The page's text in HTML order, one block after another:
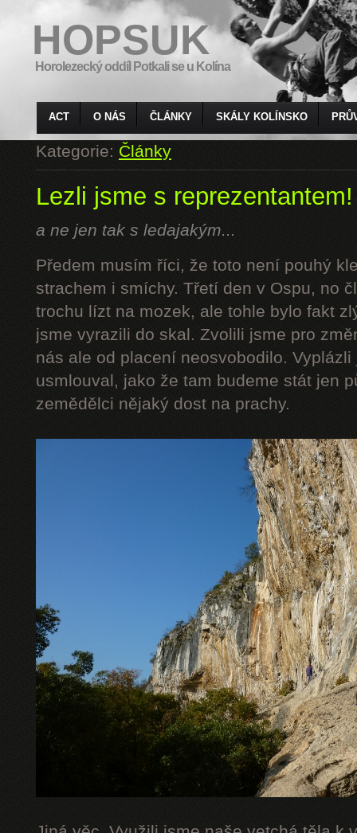
HOPSUK
Horolezecký oddíl Potkali se u Kolína
ACT O NÁS ČLÁNKY SKÁLY KOLÍNSKO
Kategorie:Články
Lezli jsme s reprezentantem!
a ne jen tak s ledajakým...
Předem musím říci, že toto není pouhý
strachem i smíchy. Třetí den v Ospu, no
trochu lízt na mozek, ale tohle bylo fakt
jsme vyrazili do skal. Zvolili jsme pro
nás ale od placení neosvobodilo.
usmlouval, jako že tam budeme stát jen
zemědělci nějaký dost na prachy.